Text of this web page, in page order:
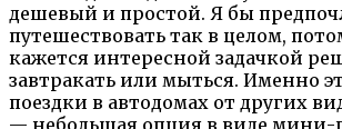
дешевый и простой. Я бы
путешествовать так в целом,
кажется интересной задачкой
завтракать или мыться. Именно
поездки в автодомах от других
— небольшая опция в виде